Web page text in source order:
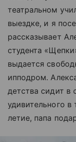
театральном
выездке, и я
рассказывает
студента
выдается
ипподром.
детства сидит в
удивительного в
летие, папа